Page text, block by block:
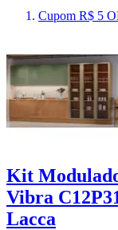
Cupom R$ 5
Kit
Vibra
Lacca